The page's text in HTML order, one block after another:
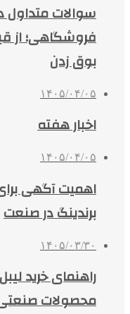
سوالات متداول
فروشگاهی؛ از
بوق زدن
۱۴۰۵/۰۴/۰۵
اخبار هفته
۱۴۰۵/۰۴/۰۵
اهمیت آگهی
برندینگ در صنعت
۱۴۰۵/۰۳/۳۰
راهنمای خرید
محصولات